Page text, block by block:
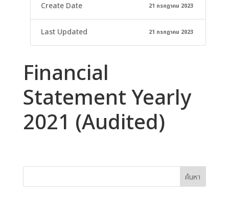
Create Date 21 กรกฎาคม 2023
Last Updated 21 กรกฎาคม 2023
Financial
Statement Yearly
2021 (Audited)
ค้นหา